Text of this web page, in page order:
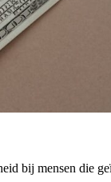
bij mensen die